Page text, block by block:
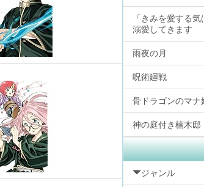
「きみを愛する
溺愛してきます
雨夜の月
呪術廻戦
骨ドラゴンのマナ
神の庭付き楠木邸
ジャンル